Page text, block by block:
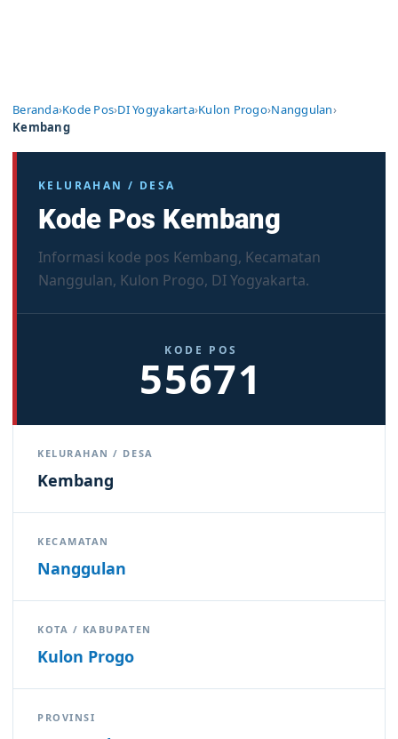
Beranda›Kode Pos›DI Yogyakarta›Kulon Progo›Nanggulan›
Kembang
KELURAHAN / DESA
Kode Pos Kembang
Informasi kode pos Kembang, Kecamatan
Nanggulan, Kulon Progo, DI Yogyakarta.
KODE POS
55671
KELURAHAN / DESA
Kembang
KECAMATAN
Nanggulan
KOTA / KABUPATEN
Kulon Progo
PROVINSI